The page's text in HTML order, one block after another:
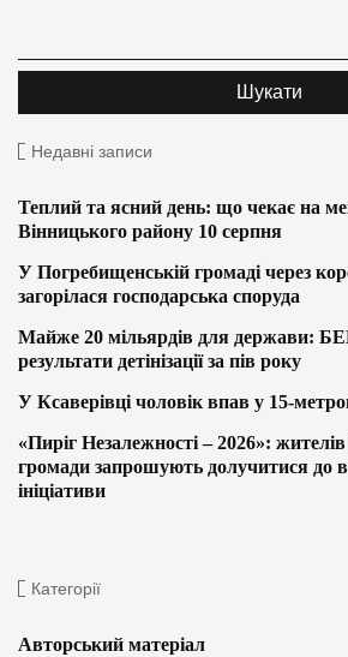
Недавні записи
Теплий та ясний день: що чекає на
Вінницького району 10 серпня
У Погребищенській громаді через
загорілася господарська споруда
Майже 20 мільярдів для держави:
результати детінізації за пів року
У Ксаверівці чоловік впав у 15-
«Пиріг Незалежності – 2026»: жителів
громади запрошують долучитися до
ініціативи
Категорії
Авторський матеріал